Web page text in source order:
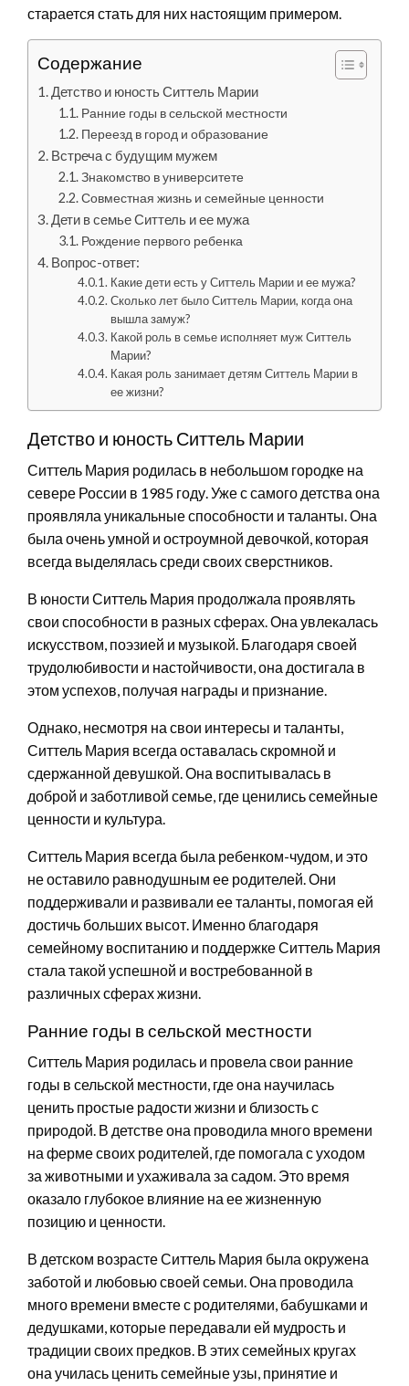
старается стать для них настоящим примером.
Содержание
Детство и юность Ситтель Марии
Ранние годы в сельской местности
Переезд в город и образование
Встреча с будущим мужем
Знакомство в университете
Совместная жизнь и семейные ценности
Дети в семье Ситтель и ее мужа
Рождение первого ребенка
Вопрос-ответ:
Какие дети есть у Ситтель Марии и ее мужа?
Сколько лет было Ситтель Марии, когда она
вышла замуж?
Какой роль в семье исполняет муж Ситтель
Марии?
Какая роль занимает детям Ситтель Марии в
ее жизни?
Детство и юность Ситтель Марии
Ситтель Мария родилась в небольшом городке на
севере России в 1985 году. Уже с самого детства она
проявляла уникальные способности и таланты. Она
была очень умной и остроумной девочкой, которая
всегда выделялась среди своих сверстников.
В юности Ситтель Мария продолжала проявлять
свои способности в разных сферах. Она увлекалась
искусством, поэзией и музыкой. Благодаря своей
трудолюбивости и настойчивости, она достигала в
этом успехов, получая награды и признание.
Однако, несмотря на свои интересы и таланты,
Ситтель Мария всегда оставалась скромной и
сдержанной девушкой. Она воспитывалась в
доброй и заботливой семье, где ценились семейные
ценности и культура.
Ситтель Мария всегда была ребенком-чудом, и это
не оставило равнодушным ее родителей. Они
поддерживали и развивали ее таланты, помогая ей
достичь больших высот. Именно благодаря
семейному воспитанию и поддержке Ситтель Мария
стала такой успешной и востребованной в
различных сферах жизни.
Ранние годы в сельской местности
Ситтель Мария родилась и провела свои ранние
годы в сельской местности, где она научилась
ценить простые радости жизни и близость с
природой. В детстве она проводила много времени
на ферме своих родителей, где помогала с уходом
за животными и ухаживала за садом. Это время
оказало глубокое влияние на ее жизненную
позицию и ценности.
В детском возрасте Ситтель Мария была окружена
заботой и любовью своей семьи. Она проводила
много времени вместе с родителями, бабушками и
дедушками, которые передавали ей мудрость и
традиции своих предков. В этих семейных кругах
она училась ценить семейные узы, принятие и